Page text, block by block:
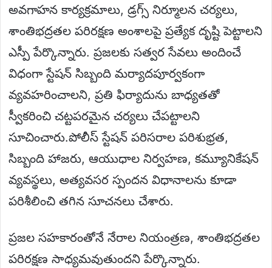
అవగాహన కార్యక్రమాలు, డ్రగ్స్ నిర్మూలన చర్యలు,
శాంతిభద్రతల పరిరక్షణ అంశాలపై ప్రత్యేక దృష్టి పెట్టాలని
ఎస్పీ పేర్కొన్నారు. ప్రజలకు సత్వర సేవలు అందించే
విధంగా స్టేషన్ సిబ్బంది మర్యాదపూర్వకంగా
వ్యవహరించాలని, ప్రతి ఫిర్యాదును బాధ్యతతో
స్వీకరించి చట్టపరమైన చర్యలు చేపట్టాలని
సూచించారు.పోలీస్ స్టేషన్ పరిసరాల పరిశుభ్రత,
సిబ్బంది హాజరు, ఆయుధాల నిర్వహణ, కమ్యూనికేషన్
వ్యవస్థలు, అత్యవసర స్పందన విధానాలను కూడా
పరిశీలించి తగిన సూచనలు చేశారు.
ప్రజల సహకారంతోనే నేరాల నియంత్రణ, శాంతిభద్రతల
పరిరక్షణ సాధ్యమవుతుందని పేర్కొన్నారు.